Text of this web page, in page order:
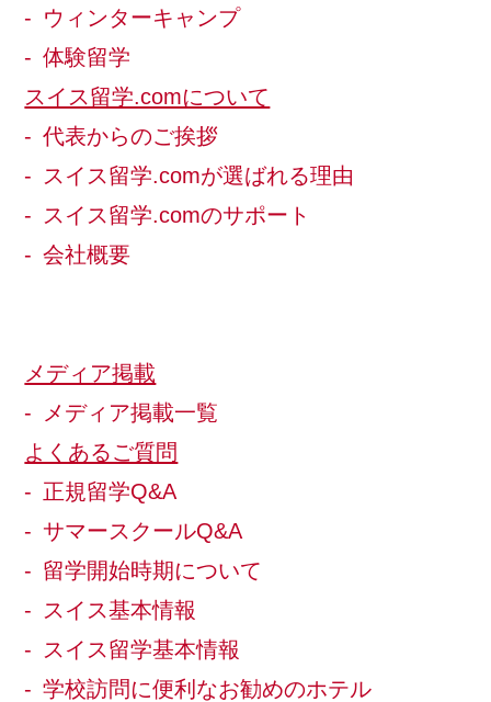
ウィンターキャンプ
体験留学
スイス留学.comについて
代表からのご挨拶
スイス留学.comが選ばれる理由
スイス留学.comのサポート
会社概要
メディア掲載
メディア掲載一覧
よくあるご質問
正規留学Q&A
サマースクールQ&A
留学開始時期について
スイス基本情報
スイス留学基本情報
学校訪問に便利なお勧めのホテル